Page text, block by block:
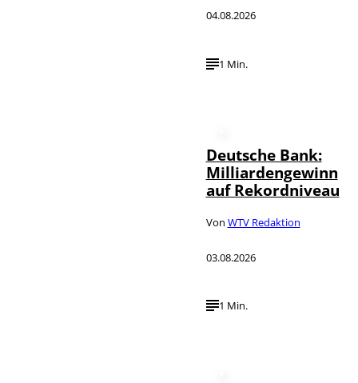
04.08.2026
1 Min.
Deutsche Bank:
Milliardengewinn
auf Rekordniveau
Von WTV Redaktion
03.08.2026
1 Min.